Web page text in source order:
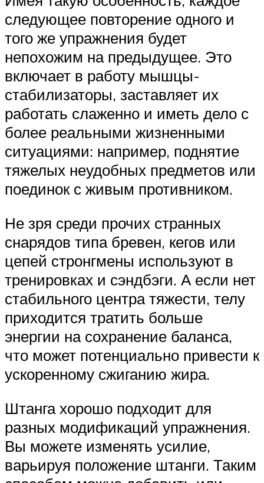
следующее повторение одного и
того же упражнения будет
непохожим на предыдущее. Это
включает в работу мышцы-
стабилизаторы, заставляет их
работать слаженно и иметь дело с
более реальными жизненными
ситуациями: например, поднятие
тяжелых неудобных предметов или
поединок с живым противником.
Не зря среди прочих странных
снарядов типа бревен, кегов или
цепей стронгмены используют в
тренировках и сэндбэги. А если нет
стабильного центра тяжести, телу
приходится тратить больше
энергии на сохранение баланса,
что может потенциально привести к
ускоренному сжиганию жира.
Штанга хорошо подходит для
разных модификаций упражнения.
Вы можете изменять усилие,
варьируя положение штанги. Таким